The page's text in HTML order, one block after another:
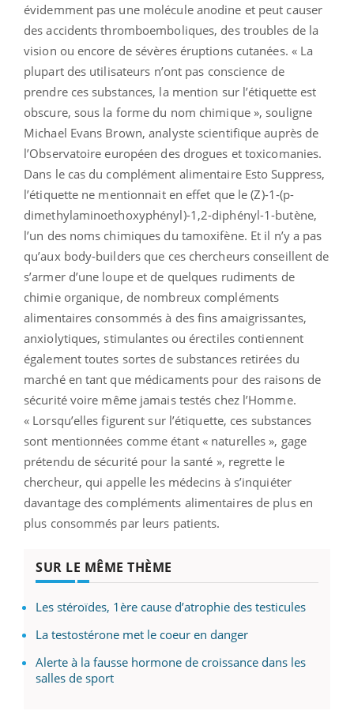
évidemment pas une molécule anodine et peut causer
des accidents thromboemboliques, des troubles de la
vision ou encore de sévères éruptions cutanées. « La
plupart des utilisateurs n’ont pas conscience de
prendre ces substances, la mention sur l’étiquette est
obscure, sous la forme du nom chimique », souligne
Michael Evans Brown, analyste scientifique auprès de
l’Observatoire européen des drogues et toxicomanies.
Dans le cas du complément alimentaire Esto Suppress,
l’étiquette ne mentionnait en effet que le (Z)-1-(p-
dimethylaminoethoxyphényl)-1,2-diphényl-1-butène,
l’un des noms chimiques du tamoxifène. Et il n’y a pas
qu’aux body-builders que ces chercheurs conseillent de
s’armer d’une loupe et de quelques rudiments de
chimie organique, de nombreux compléments
alimentaires consommés à des fins amaigrissantes,
anxiolytiques, stimulantes ou érectiles contiennent
également toutes sortes de substances retirées du
marché en tant que médicaments pour des raisons de
sécurité voire même jamais testés chez l’Homme.
« Lorsqu’elles figurent sur l’étiquette, ces substances
sont mentionnées comme étant « naturelles », gage
prétendu de sécurité pour la santé », regrette le
chercheur, qui appelle les médecins à s’inquiéter
davantage des compléments alimentaires de plus en
plus consommés par leurs patients.
SUR LE MÊME THÈME
Les stéroïdes, 1ère cause d’atrophie des testicules
La testostérone met le coeur en danger
Alerte à la fausse hormone de croissance dans les
salles de sport